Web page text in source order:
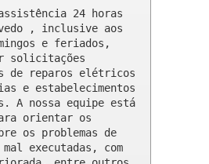
24 horas
, inclusive aos
e feriados,
solicitações
de reparos elétricos
e estabelecimentos
A nossa equipe está
orientar os
os problemas de
executadas, com